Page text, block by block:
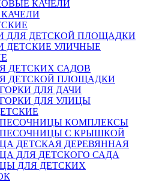
КАЧЕЛИ
ДЛЯ ДЕТСКОЙ ПЛОЩАДКИ
ДЕТСКИЕ УЛИЧНЫЕ
ДЕТСКИХ САДОВ
ДЕТСКОЙ ПЛОЩАДКИ
ДЛЯ ДАЧИ
ДЛЯ УЛИЦЫ
ПЕСОЧНИЦЫ КОМПЛЕКСЫ
ПЕСОЧНИЦЫ С КРЫШКОЙ
ДЕТСКАЯ ДЕРЕВЯННАЯ
ДЛЯ ДЕТСКОГО САДА
ДЛЯ ДЕТСКИХ